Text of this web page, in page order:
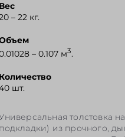
– 22 кг.
– 0.107 м3.
шт.
толстовка
из прочного,